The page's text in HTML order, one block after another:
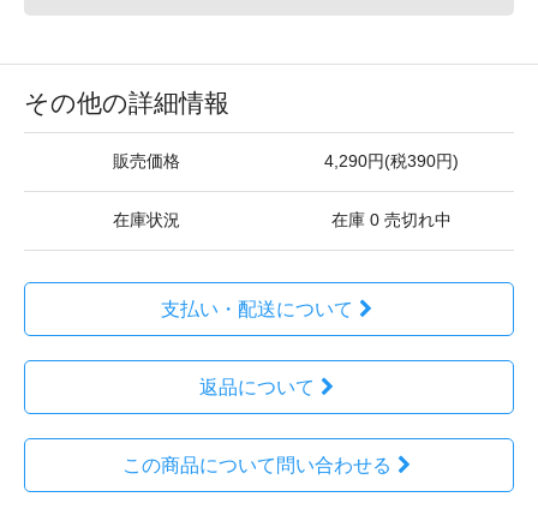
その他の詳細情報
販売価格 4,290円(税390円)
在庫状況 在庫 0 売切れ中
支払い・配送について
返品について
この商品について問い合わせる